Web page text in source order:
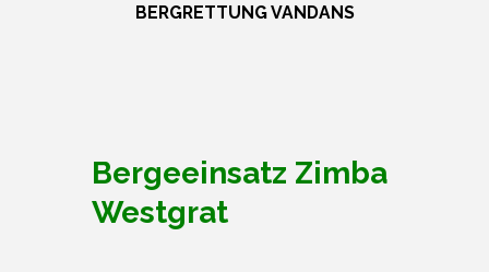
BERGRETTUNG VANDANS
Bergeeinsatz Zimba
Westgrat